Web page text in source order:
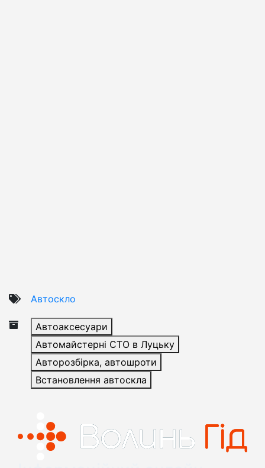
Автоскло
Автоаксесуари
Автомайстерні СТО в Луцьку
Авторозбірка, автошроти
Встановлення автоскла